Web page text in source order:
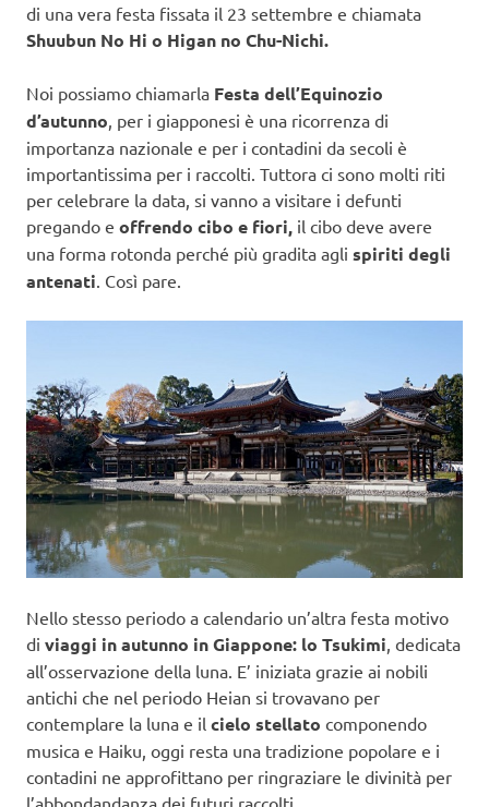
di una vera festa fissata il 23 settembre e chiamata
Shuubun No Hi o Higan no Chu-Nichi.
Noi possiamo chiamarla Festa dell’Equinozio
d’autunno, per i giapponesi è una ricorrenza di
importanza nazionale e per i contadini da secoli è
importantissima per i raccolti. Tuttora ci sono molti riti
per celebrare la data, si vanno a visitare i defunti
pregando e offrendo cibo e fiori, il cibo deve avere
una forma rotonda perché più gradita agli spiriti degli
antenati. Così pare.
Nello stesso periodo a calendario un’altra festa motivo
di viaggi in autunno in Giappone: lo Tsukimi , dedicata
all’osservazione della luna. E’ iniziata grazie ai nobili
antichi che nel periodo Heian si trovavano per
contemplare la luna e il cielo stellato componendo
musica e Haiku, oggi resta una tradizione popolare e i
contadini ne approfittano per ringraziare le divinità per
l’abbondandanza dei futuri raccolti.